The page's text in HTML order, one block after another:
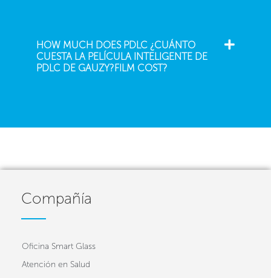
HOW MUCH DOES PDLC ¿CUÁNTO
CUESTA LA PELÍCULA INTELIGENTE DE
PDLC DE GAUZY?FILM COST?
Compañía
Oficina Smart Glass
Atención en Salud